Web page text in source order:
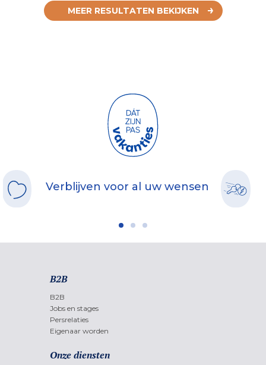
MEER RESULTATEN BEKIJKEN
Verblijven voor al uw wensen
B2B
B2B
Jobs en stages
Persrelaties
Eigenaar worden
Onze diensten